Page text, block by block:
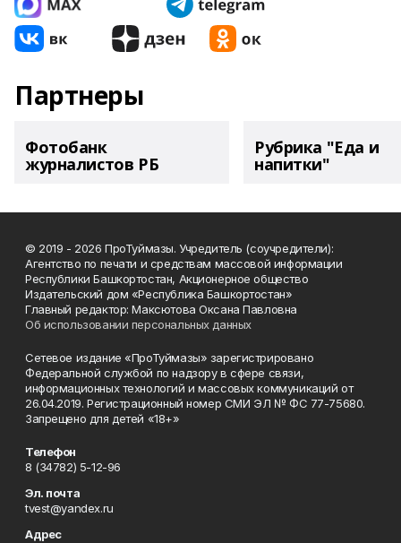
Партнеры
Фотобанк
журналистов РБ
Рубрика "Еда и
напитки"
© 2019 - 2026 ПроТуймазы. Учредитель (соучредители):
Агентство по печати и средствам массовой информации
Республики Башкортостан, Акционерное общество
Издательский дом «Республика Башкортостан»
Главный редактор: Максютова Оксана Павловна
Об использовании персональных данных
Сетевое издание «ПроТуймазы» зарегистрировано
Федеральной службой по надзору в сфере связи,
информационных технологий и массовых коммуникаций от
26.04.2019. Регистрационный номер СМИ ЭЛ № ФС 77-75680.
Запрещено для детей «18+»
Телефон
8 (34782) 5-12-96
Эл. почта
tvest@yandex.ru
Адрес